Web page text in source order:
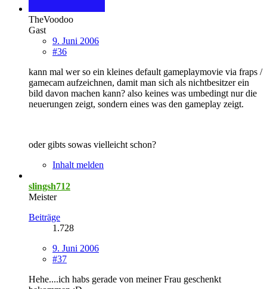
TheVoodoo
Gast
9. Juni 2006
#36
kann mal wer so ein kleines default gameplaymovie via fraps /
gamecam aufzeichnen, damit man sich als nichtbesitzer ein
bild davon machen kann? also keines was umbedingt nur die
neuerungen zeigt, sondern eines was den gameplay zeigt.
oder gibts sowas vielleicht schon?
Inhalt melden
slingsh712
Meister
Beiträge
1.728
9. Juni 2006
#37
Hehe....ich habs gerade von meiner Frau geschenkt